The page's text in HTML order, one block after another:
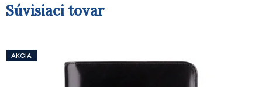
Súvisiaci tovar
AKCIA